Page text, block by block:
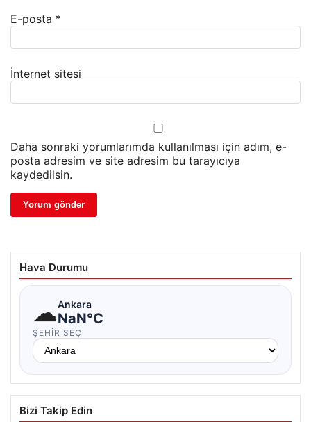
E-posta *
İnternet sitesi
Daha sonraki yorumlarımda kullanılması için adım, e-
posta adresim ve site adresim bu tarayıcıya
kaydedilsin.
Hava Durumu
☁Ankara
NaN°C
ŞEHIR SEÇ
Bizi Takip Edin